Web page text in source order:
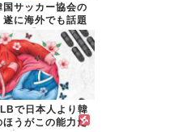
国サッカー協会の
遂に海外でも話題
」→「2...
で日本人より韓
ほうがこの能力だ